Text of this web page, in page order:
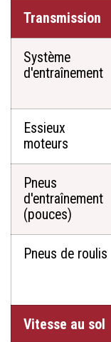
Transmission
Système
d'entraînement
Essieux
moteurs
Pneus
d'entraînement
(pouces)
Pneus de roulis
Vitesse au sol